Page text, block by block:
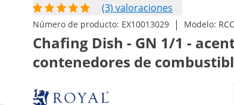
(3) valoraciones
Número de producto: EX10013029 | Modelo:
Chafing Dish - GN 1/1 -
contenedores de